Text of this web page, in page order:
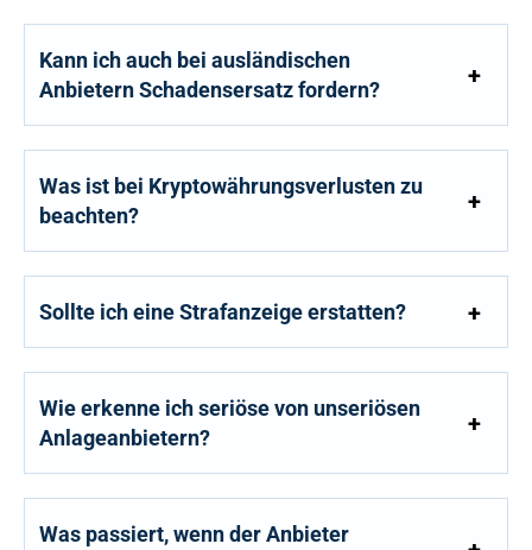
Kann ich auch bei ausländischen
Anbietern Schadensersatz fordern?
Was ist bei Kryptowährungsverlusten zu
beachten?
Sollte ich eine Strafanzeige erstatten?
Wie erkenne ich seriöse von unseriösen
Anlageanbietern?
Was passiert, wenn der Anbieter